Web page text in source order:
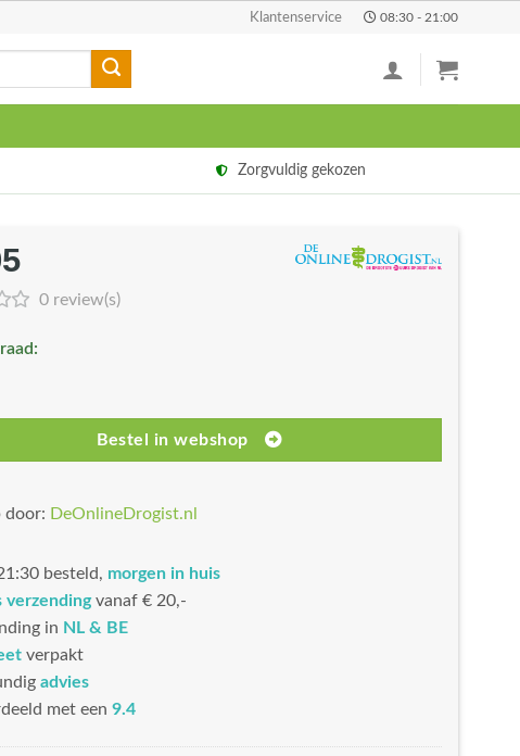
Klantenservice 08:30 - 21:00
Zorgvuldig gekozen
0 review(s)
Bestel in webshop
door: DeOnlineDrogist.nl
besteld, morgen in huis
verzendingvanaf € 20,-
in NL & BE
verpakt
advies
met een 9.4